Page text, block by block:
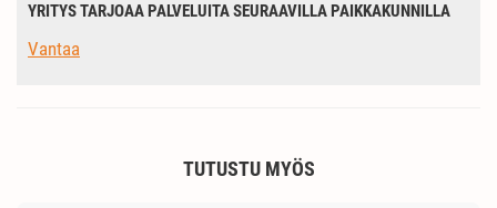
YRITYS TARJOAA PALVELUITA SEURAAVILLA PAIKKAKUNNILLA
Vantaa
TUTUSTU MYÖS